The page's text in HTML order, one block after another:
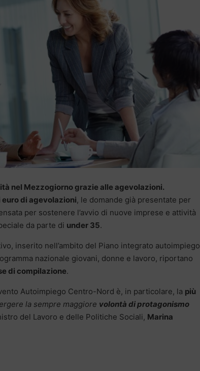
nel Mezzogiorno grazie alle agevolazioni.
euro di agevolazioni, le domande già presentate per
per sostenere l’avvio di nuove imprese e attività
da parte di under 35.
inserito nell’ambito del Piano integrato autoimpiego
nazionale giovani, donne e lavoro, riportano
di compilazione.
Autoimpiego Centro-Nord è, in particolare, la più
la sempre maggiore volontà di protagonismo
del Lavoro e delle Politiche Sociali, Marina